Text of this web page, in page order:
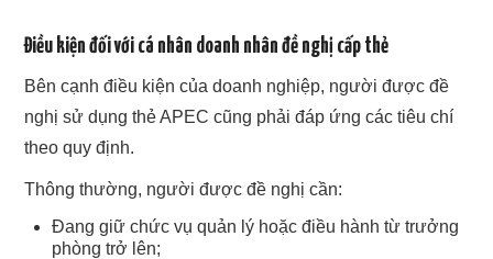
Điều kiện đối với cá nhân doanh nhân đề nghị cấp thẻ
Bên cạnh điều kiện của doanh nghiệp, người được đề
nghị sử dụng thẻ APEC cũng phải đáp ứng các tiêu chí
theo quy định.
Thông thường, người được đề nghị cần:
Đang giữ chức vụ quản lý hoặc điều hành từ trưởng
phòng trở lên;